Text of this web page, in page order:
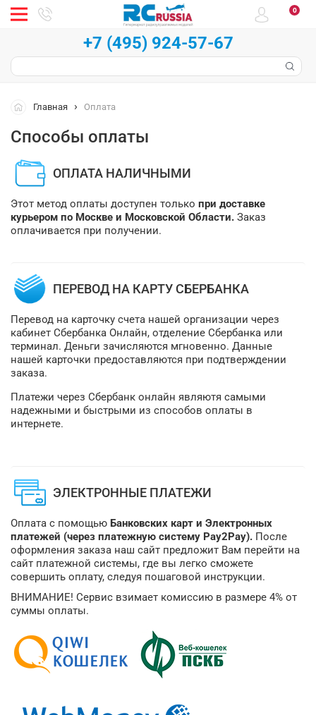
0
+7 (495) 924-57-67
Главная Оплата
Способы оплаты
ОПЛАТА НАЛИЧНЫМИ
Этот метод оплаты доступен только при доставке
курьером по Москве и Московской Области. Заказ
оплачивается при получении.
ПЕРЕВОД НА КАРТУ СБЕРБАНКА
Перевод на карточку счета нашей организации через
кабинет Сбербанка Онлайн, отделение Сбербанка или
терминал. Деньги зачисляются мгновенно. Данные
нашей карточки предоставляются при подтверждении
заказа.
Платежи через Сбербанк онлайн являютя самыми
надежными и быстрыми из способов оплаты в
интернете.
ЭЛЕКТРОННЫЕ ПЛАТЕЖИ
Оплата с помощью Банковских карт и Электронных
платежей (через платежную систему Pay2Pay). После
оформления заказа наш сайт предложит Вам перейти на
сайт платежной системы, где вы легко сможете
совершить оплату, следуя пошаговой инструкции.
ВНИМАНИЕ! Сервис взимает комиссию в размере 4% от
суммы оплаты.